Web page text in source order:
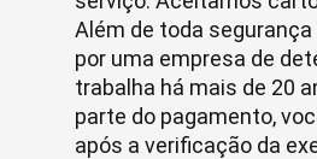
Além de toda
por uma empresa de
trabalha há mais de 20
parte do pagamento,
após a verificação da